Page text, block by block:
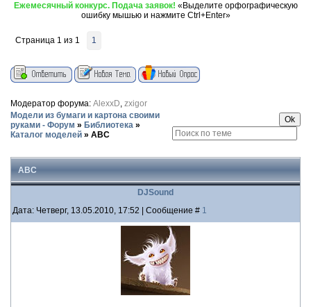
Ежемесячный конкурс. Подача заявок! «Выделите орфографическую
ошибку мышью и нажмите Ctrl+Enter»
Страница 1 из 1 1
Модератор форума: AlexxD, zxigor
Модели из бумаги и картона своими
руками - Форум » Библиотека »
Каталог моделей » ABC
ABC
DJSound
Дата: Четверг, 13.05.2010, 17:52 | Сообщение # 1